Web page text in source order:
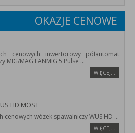
OKAZJE CENOWE
cenowych inwertorowy półautomat
MIG/MAG FANMIG 5 Pulse ...
WIĘCEJ…
HD MOST
cenowych wózek spawalniczy WUS HD ...
WIĘCEJ…